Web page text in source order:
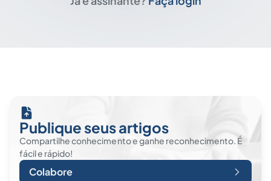
Publique seus artigos
Compartilhe conhecimento e ganhe reconhecimento. É
fácil e rápido!
Colabore